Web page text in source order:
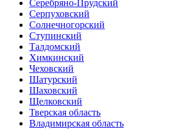
Серебряно-Прудский
Серпуховский
Солнечногорский
Ступинский
Талдомский
Химкинский
Чеховский
Шатурский
Шаховский
Щелковский
Тверская область
Владимирская область